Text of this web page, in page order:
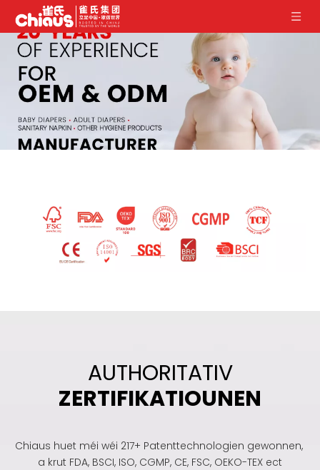
AUTHORITATIV
ZERTIFIKATIOUNEN
Chiaus huet méi wéi 217+ Patenttechnologien gewonnen,
a krut FDA, BSCI, ISO, CGMP, CE, FSC, OEKO-TEX ect